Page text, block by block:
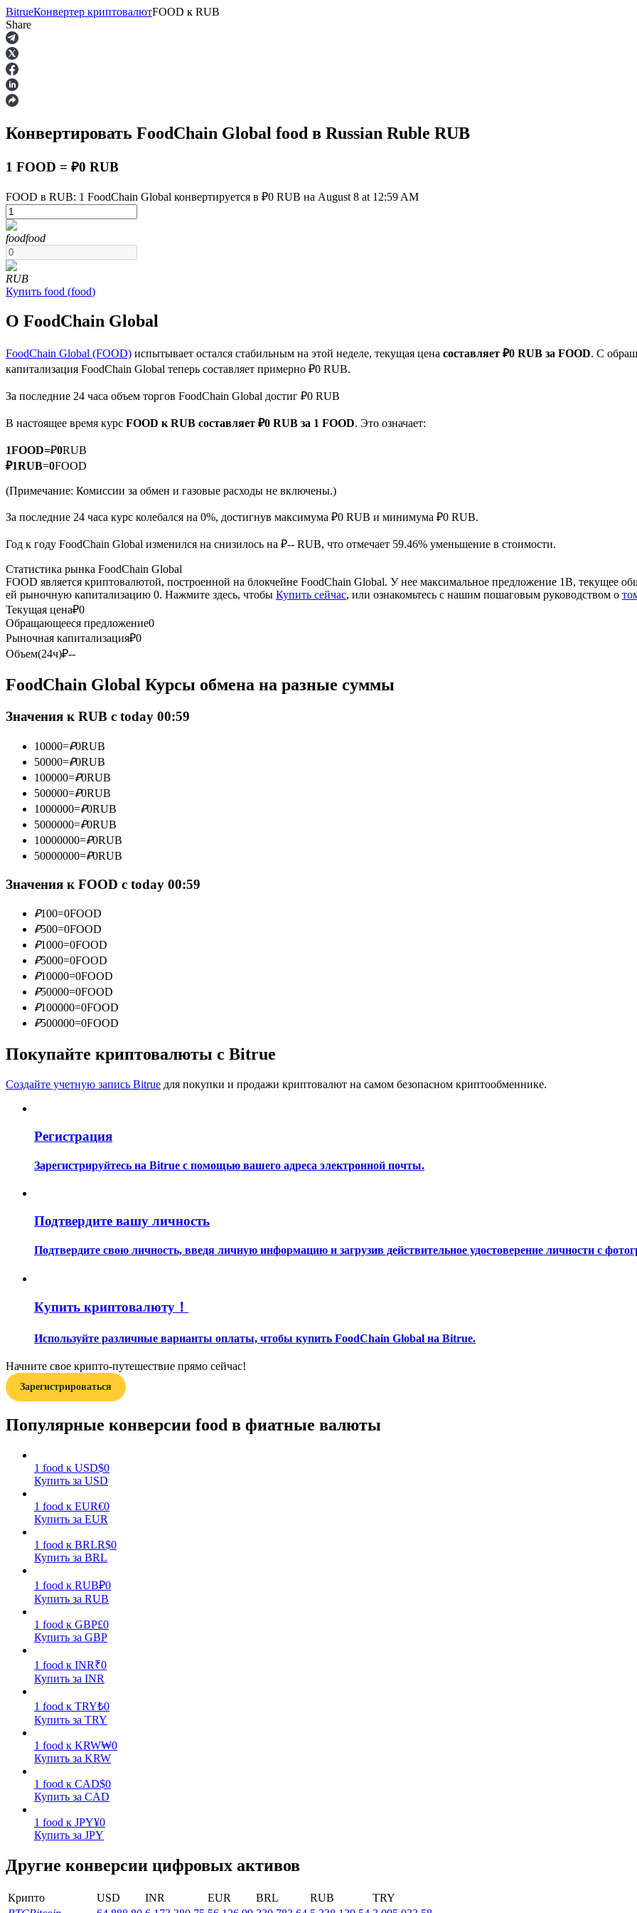
Фьючерсы
Фьючерсы с использованием USDT в качестве обеспечения
TradFi
USDC фьючерсы
Фьючерсы с использованием USDC в качестве обеспечения
Копирование торговли
Присоединяйтесь к лучшим трейдерам
Станьте копи-трейдером
Наслаждайтесь распределением прибыли и комиссиями за копи-трейдинг
Информация
Анализ больших данных, включая торговую информацию и т. д.
Гид
Торговые стратегии
Узнайте, как оставаться прибыльным
Заработок
Получайте конкурентные награды ежедневно
BitrueКонвертер криптовалютFOOD к RUB
Share
Конвертировать FoodChain Global food в Russian Ruble RUB
1 FOOD = ₽0 RUB
FOOD в RUB: 1 FoodChain Global конвертируется в ₽0 RUB на August 8 at 12:59 AM
foodfood
RUB
Купить food (food)
О FoodChain Global
FoodChain Global (FOOD) испытывает остался стабильным на этой неделе, текущая цена составляет ₽0 RUB за FOOD. С
капитализация FoodChain Global теперь составляет примерно ₽0 RUB.
За последние 24 часа объем торгов FoodChain Global достиг ₽0 RUB
В настоящее время курс FOOD к RUB составляет ₽0 RUB за 1 FOOD. Это означает:
1FOOD=₽0RUB
₽1RUB=0FOOD
(Примечание: Комиссии за обмен и газовые расходы не включены.)
За последние 24 часа курс колебался на 0%, достигнув максимума ₽0 RUB и минимума ₽0 RUB.
Год к году FoodChain Global изменился на снизилось на ₽-- RUB, что отмечает 59.46% уменьшение в стоимости.
Статистика рынка FoodChain Global
FOOD является криптовалютой, построенной на блокчейне FoodChain Global. У нее максимальное предложение 1B, текущее
ей рыночную капитализацию 0. Нажмите здесь, чтобы Купить сейчас, или ознакомьтесь с нашим пошаговым руководством о
Текущая цена₽0
Обращающееся предложение0
Рыночная капитализация₽0
Объем(24ч)₽--
FoodChain Global Курсы обмена на разные суммы
Значения к RUB с today 00:59
10000=₽0RUB
50000=₽0RUB
100000=₽0RUB
500000=₽0RUB
1000000=₽0RUB
5000000=₽0RUB
10000000=₽0RUB
50000000=₽0RUB
Значения к FOOD с today 00:59
₽100=0FOOD
₽500=0FOOD
₽1000=0FOOD
₽5000=0FOOD
₽10000=0FOOD
₽50000=0FOOD
₽100000=0FOOD
₽500000=0FOOD
Покупайте криптовалюты с Bitrue
Создайте учетную запись Bitrue для покупки и продажи криптовалют на самом безопасном криптообменнике.
Регистрация
Зарегистрируйтесь на Bitrue с помощью вашего адреса электронной почты.
Подтвердите вашу личность
Подтвердите свою личность, введя личную информацию и загрузив действительное удостоверение личности с
Купить криптовалюту！
Используйте различные варианты оплаты, чтобы купить FoodChain Global на Bitrue.
Начните свое крипто-путешествие прямо сейчас!
Зарегистрироваться
Популярные конверсии food в фиатные валюты
1 food к USD$0
Купить за USD
1 food к EUR€0
Купить за EUR
1 food к BRLR$0
Купить за BRL
1 food к RUB₽0
Купить за RUB
1 food к GBP£0
Купить за GBP
1 food к INR₹0
Купить за INR
1 food к TRY₺0
Купить за TRY
1 food к KRW₩0
Купить за KRW
1 food к CAD$0
Купить за CAD
1 food к JPY¥0
Купить за JPY
Другие конверсии цифровых активов
Крипто USD INR EUR BRL RUB
TRY